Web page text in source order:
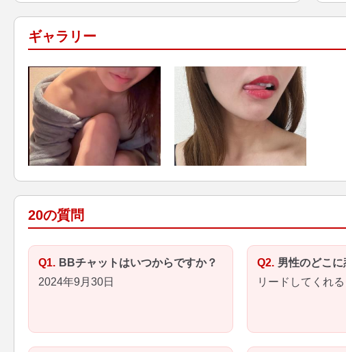
ギャラリー
20の質問
BBチャットはいつからですか？
2024年9月30日
男性のどこに
リードしてくれ